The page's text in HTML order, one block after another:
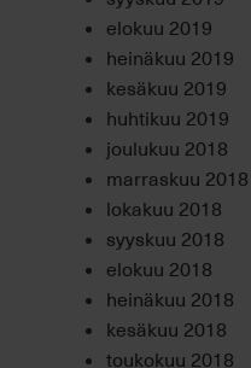
elokuu 2019
heinäkuu 2019
kesäkuu 2019
huhtikuu 2019
joulukuu 2018
marraskuu 2018
lokakuu 2018
syyskuu 2018
elokuu 2018
heinäkuu 2018
kesäkuu 2018
toukokuu 2018